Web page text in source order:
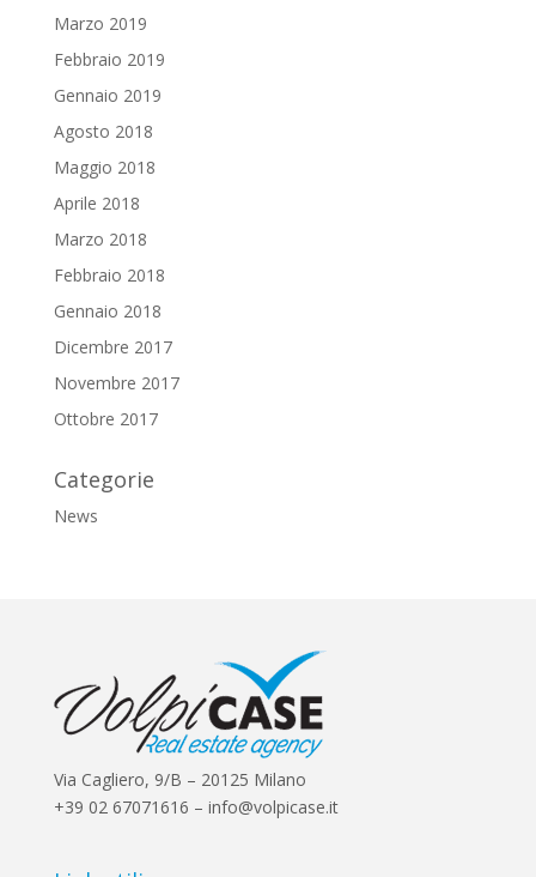
Marzo 2019
Febbraio 2019
Gennaio 2019
Agosto 2018
Maggio 2018
Aprile 2018
Marzo 2018
Febbraio 2018
Gennaio 2018
Dicembre 2017
Novembre 2017
Ottobre 2017
Categorie
News
Via Cagliero, 9/B – 20125 Milano
+39 02 67071616 – info@volpicase.it